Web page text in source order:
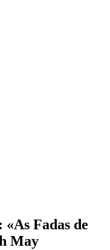
«As Fadas de
May